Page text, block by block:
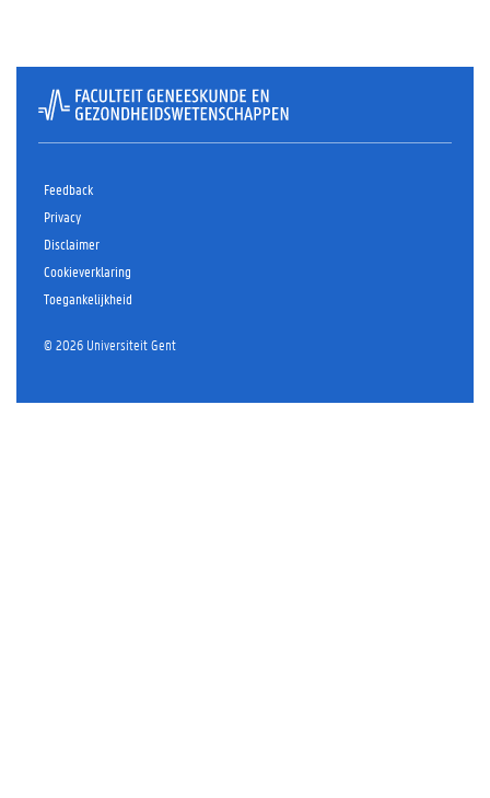
Feedback
Privacy
Disclaimer
Cookieverklaring
Toegankelijkheid
© 2026 Universiteit Gent